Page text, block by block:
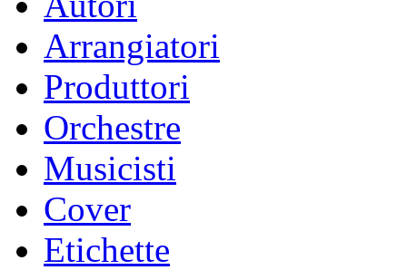
Arrangiatori
Produttori
Orchestre
Musicisti
Cover
Etichette